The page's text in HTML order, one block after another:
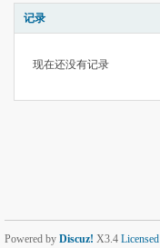
记录
现在还没有记录
Powered by Discuz! X3.4 Licensed